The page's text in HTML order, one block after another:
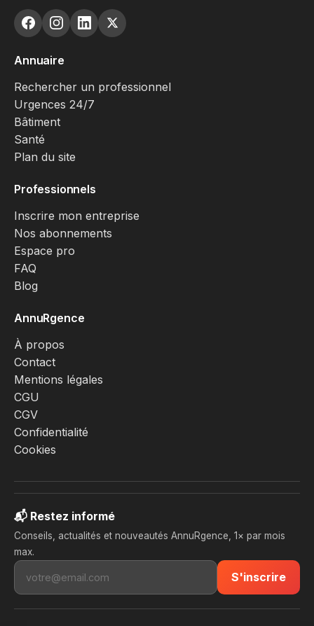
Annuaire
Rechercher un professionnel
Urgences 24/7
Bâtiment
Santé
Plan du site
Professionnels
Inscrire mon entreprise
Nos abonnements
Espace pro
FAQ
Blog
AnnuRgence
À propos
Contact
Mentions légales
CGU
CGV
Confidentialité
Cookies
📬 Restez informé
Conseils, actualités et nouveautés AnnuRgence, 1× par mois
max.
S'inscrire